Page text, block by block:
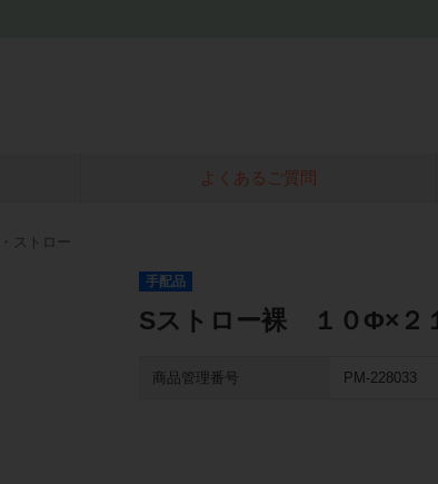
よくあるご質問
ストロー
手配品
Sストロー裸 １０Φ×
商品管理番号 PM-228033